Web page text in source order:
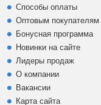
Способы оплаты
Оптовым покупателям
Бонусная программа
Новинки на сайте
Лидеры продаж
О компании
Вакансии
Карта сайта